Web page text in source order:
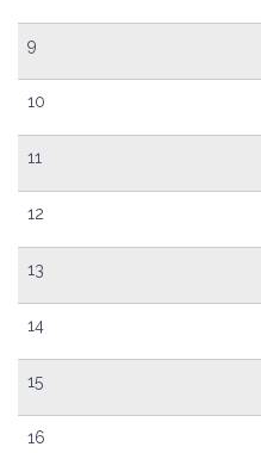
9
10
11
12
13
14
15
16